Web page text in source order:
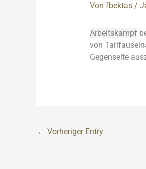
Von fbektas /
Arbeitskampf
von Tari
Gegenseite
← Vorheriger Entry